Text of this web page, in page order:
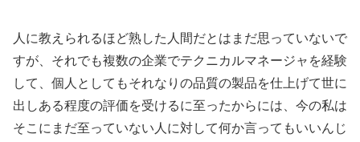
人に教えられるほど熟した人間だとはまだ思っていないで
すが、それでも複数の企業でテクニカルマネージャを経験
して、個人としてもそれなりの品質の製品を仕上げて世に
出しある程度の評価を受けるに至ったからには、今の私は
そこにまだ至っていない人に対して何か言ってもいいんじ